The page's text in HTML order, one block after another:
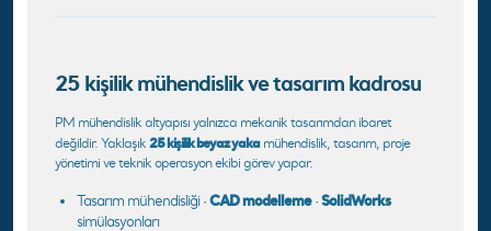
25 kişilik mühendislik ve tasarım kadrosu
PM mühendislik altyapısı yalnızca mekanik tasarımdan ibaret
değildir. Yaklaşık25 kişilik beyaz yakamühendislik, tasarım, proje
yönetimi ve teknik operasyon ekibi görev yapar.
Tasarım mühendisliği ·CAD modelleme·SolidWorks
simülasyonları